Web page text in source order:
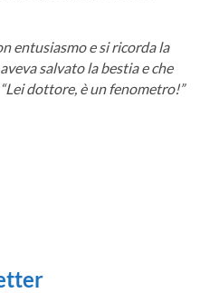
entusiasmo e si ricorda la
salvato la bestia e che
dottore, è un fenometro!”